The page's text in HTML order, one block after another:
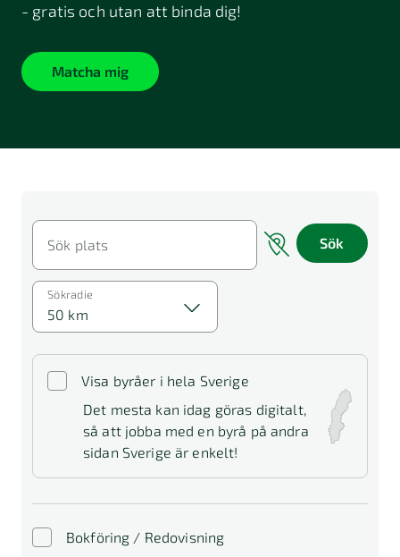
- gratis och utan att binda dig!
Matcha mig
Sök plats Sök
Visa byråer i hela Sverige
Det mesta kan idag göras digitalt,
så att jobba med en byrå på andra
sidan Sverige är enkelt!
Sökradie
50 km
Bokföring / Redovisning